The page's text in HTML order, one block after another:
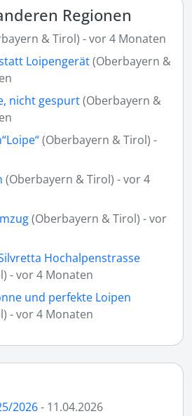
Regionen
& Tirol) - vor 4 Monaten
Loipengerät(Oberbayern &
nicht gespurt(Oberbayern &
(Oberbayern & Tirol) -
(Oberbayern & Tirol) - vor 4
(Oberbayern & Tirol) - vor
Hochalpenstrasse
- vor 4 Monaten
und perfekte Loipen
- vor 4 Monaten
2026- 11.04.2026